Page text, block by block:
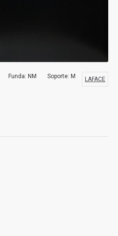
Funda: NM Soporte: M LAFACE